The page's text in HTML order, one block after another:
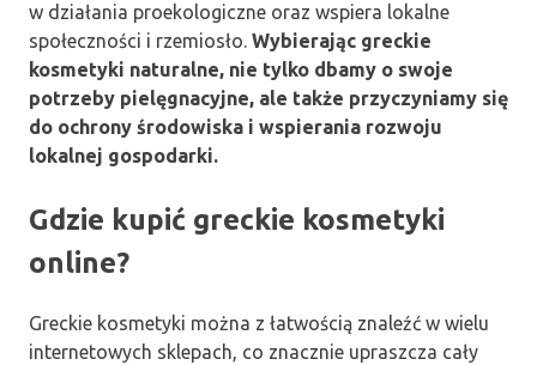
w działania proekologiczne oraz wspiera lokalne
społeczności i rzemiosło. Wybierając greckie
kosmetyki naturalne, nie tylko dbamy o swoje
potrzeby pielęgnacyjne, ale także przyczyniamy się
do ochrony środowiska i wspierania rozwoju
lokalnej gospodarki.
Gdzie kupić greckie kosmetyki
online?
Greckie kosmetyki można z łatwością znaleźć w wielu
internetowych sklepach, co znacznie upraszcza cały